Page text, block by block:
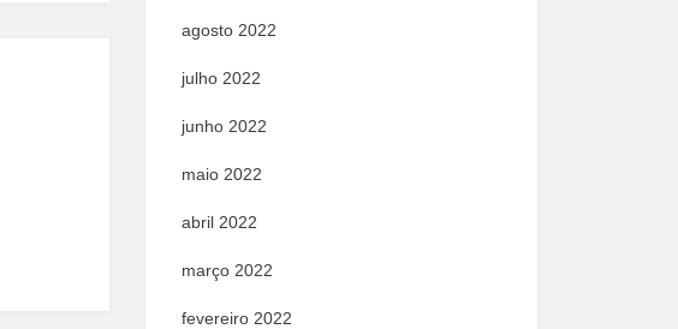
agosto 2022
julho 2022
junho 2022
maio 2022
abril 2022
março 2022
fevereiro 2022